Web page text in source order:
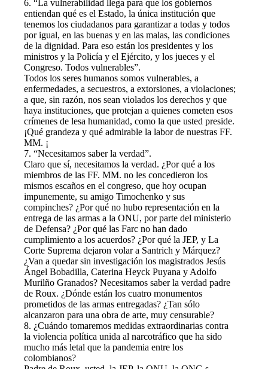
6. “La vulnerabilidad llega para que los gobiernos
entiendan qué es el Estado, la única institución que
tenemos los ciudadanos para garantizar a todas y todos
por igual, en las buenas y en las malas, las condiciones
de la dignidad. Para eso están los presidentes y los
ministros y la Policía y el Ejército, y los jueces y el
Congreso. Todos vulnerables”.
Todos los seres humanos somos vulnerables, a
enfermedades, a secuestros, a extorsiones, a violaciones;
a que, sin razón, nos sean violados los derechos y que
haya instituciones, que protejan a quienes cometen esos
crímenes de lesa humanidad, como la que usted preside.
¡Qué grandeza y qué admirable la labor de nuestras FF.
MM. ¡
7. “Necesitamos saber la verdad”.
Claro que sí, necesitamos la verdad. ¿Por qué a los
miembros de las FF. MM. no les concedieron los
mismos escaños en el congreso, que hoy ocupan
impunemente, su amigo Timochenko y sus
compinches? ¿Por qué no hubo representación en la
entrega de las armas a la ONU, por parte del ministerio
de Defensa? ¿Por qué las Farc no han dado
cumplimiento a los acuerdos? ¿Por qué la JEP, y La
Corte Suprema dejaron volar a Santrich y Márquez?
¿Van a quedar sin investigación los magistrados Jesús
Ángel Bobadilla, Caterina Heyck Puyana y Adolfo
Murilño Granados? Necesitamos saber la verdad padre
de Roux. ¿Dónde están los cuatro monumentos
prometidos de las armas entregadas? ¿Tan sólo
alcanzaron para una obra de arte, muy censurable?
8. ¿Cuándo tomaremos medidas extraordinarias contra
la violencia política unida al narcotráfico que ha sido
mucho más letal que la pandemia entre los
colombianos?